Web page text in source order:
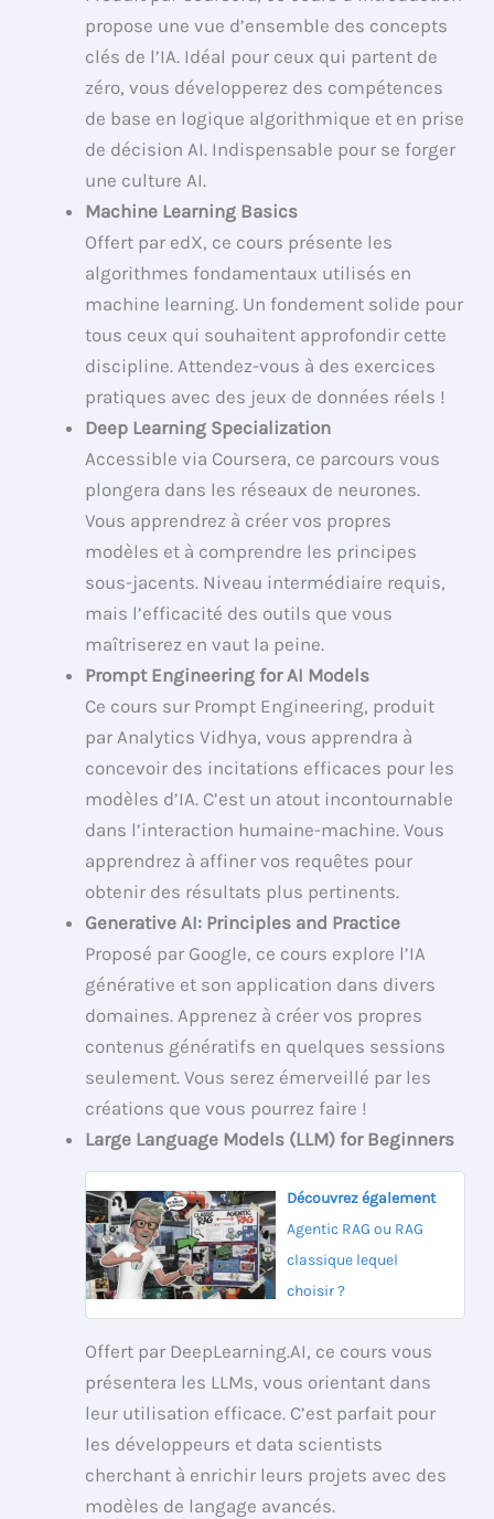
propose une vue d’ensemble des concepts
clés de l’IA. Idéal pour ceux qui partent de
zéro, vous développerez des compétences
de base en logique algorithmique et en prise
de décision AI. Indispensable pour se forger
une culture AI.
Machine Learning Basics
Offert par edX, ce cours présente les
algorithmes fondamentaux utilisés en
machine learning. Un fondement solide pour
tous ceux qui souhaitent approfondir cette
discipline. Attendez-vous à des exercices
pratiques avec des jeux de données réels !
Deep Learning Specialization
Accessible via Coursera, ce parcours vous
plongera dans les réseaux de neurones.
Vous apprendrez à créer vos propres
modèles et à comprendre les principes
sous-jacents. Niveau intermédiaire requis,
mais l’efficacité des outils que vous
maîtriserez en vaut la peine.
Prompt Engineering for AI Models
Ce cours sur Prompt Engineering, produit
par Analytics Vidhya, vous apprendra à
concevoir des incitations efficaces pour les
modèles d’IA. C’est un atout incontournable
dans l’interaction humaine-machine. Vous
apprendrez à affiner vos requêtes pour
obtenir des résultats plus pertinents.
Generative AI: Principles and Practice
Proposé par Google, ce cours explore l’IA
générative et son application dans divers
domaines. Apprenez à créer vos propres
contenus génératifs en quelques sessions
seulement. Vous serez émerveillé par les
créations que vous pourrez faire !
Large Language Models (LLM) for Beginners
Découvrez également
Agentic RAG ou RAG
classique lequel
choisir ?
Offert par DeepLearning.AI, ce cours vous
présentera les LLMs, vous orientant dans
leur utilisation efficace. C’est parfait pour
les développeurs et data scientists
cherchant à enrichir leurs projets avec des
modèles de langage avancés.